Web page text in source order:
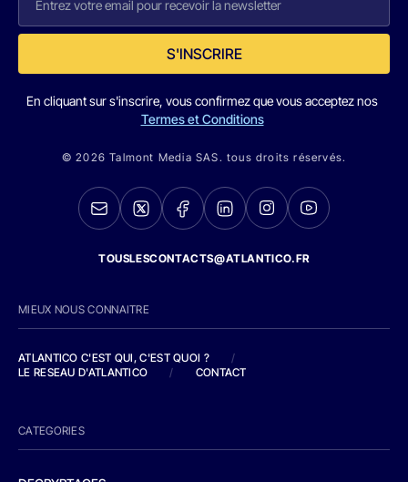
S'INSCRIRE
En cliquant sur s'inscrire, vous confirmez que vous acceptez nos
Termes et Conditions
© 2026 Talmont Media SAS. tous droits réservés.
TOUSLESCONTACTS@ATLANTICO.FR
MIEUX NOUS CONNAITRE
ATLANTICO C'EST QUI, C'EST QUOI ?
/
LE RESEAU D'ATLANTICO
/ CONTACT
CATEGORIES